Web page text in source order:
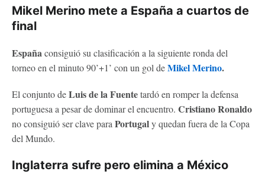
Mikel Merino mete a España a cuartos de
final
Españaconsiguió su clasificación a la siguiente ronda del
torneo en el minuto 90’+1’ con un gol deMikel Merino.
El conjunto deLuis de la Fuentetardó en romper la defensa
portuguesa a pesar de dominar el encuentro. Cristiano Ronaldo
no consiguió ser clave paraPortugaly quedan fuera de la Copa
del Mundo.
Inglaterra sufre pero elimina a México